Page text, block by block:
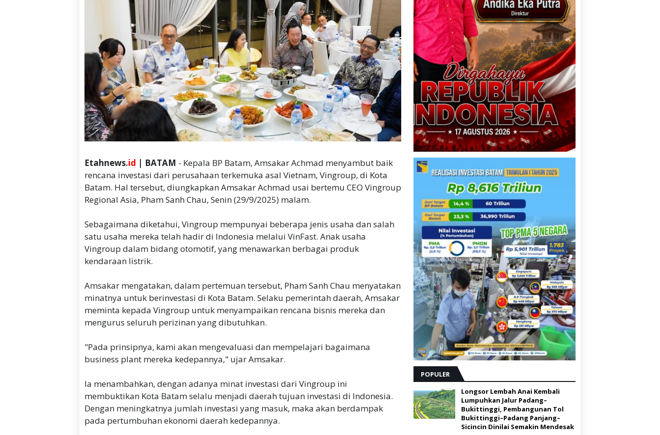
Etahnews.id | BATAM - Kepala BP Batam, Amsakar Achmad menyambut baik
rencana investasi dari perusahaan terkemuka asal Vietnam, Vingroup, di Kota
Batam. Hal tersebut, diungkapkan Amsakar Achmad usai bertemu CEO Vingroup
Regional Asia, Pham Sanh Chau, Senin (29/9/2025) malam.
Sebagaimana diketahui, Vingroup mempunyai beberapa jenis usaha dan salah
satu usaha mereka telah hadir di Indonesia melalui VinFast. Anak usaha
Vingroup dalam bidang otomotif, yang menawarkan berbagai produk
kendaraan listrik.
Amsakar mengatakan, dalam pertemuan tersebut, Pham Sanh Chau menyatakan
minatnya untuk berinvestasi di Kota Batam. Selaku pemerintah daerah, Amsakar
meminta kepada Vingroup untuk menyampaikan rencana bisnis mereka dan
mengurus seluruh perizinan yang dibutuhkan.
"Pada prinsipnya, kami akan mengevaluasi dan mempelajari bagaimana
business plant mereka kedepannya," ujar Amsakar.
Ia menambahkan, dengan adanya minat investasi dari Vingroup ini
membuktikan Kota Batam selalu menjadi daerah tujuan investasi di Indonesia.
Dengan meningkatnya jumlah investasi yang masuk, maka akan berdampak
pada pertumbuhan ekonomi daerah kedepannya.
POPULER
Longsor Lembah Anai Kembali
Lumpuhkan Jalur Padang–
Bukittinggi, Pembangunan Tol
Bukittinggi–Padang Panjang–
Sicincin Dinilai Semakin Mendesak